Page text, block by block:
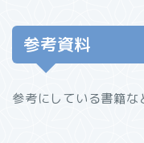
参考資料
参考にしている書籍な